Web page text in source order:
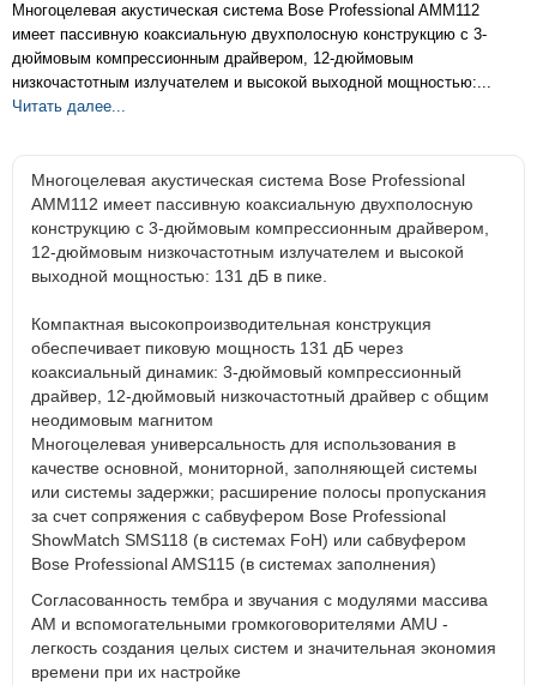
Многоцелевая акустическая система Bose Professional AMM112
имеет пассивную коаксиальную двухполосную конструкцию с 3-
дюймовым компрессионным драйвером, 12-дюймовым
низкочастотным излучателем и высокой выходной мощностью:...
Читать далее...
Многоцелевая акустическая система Bose Professional
AMM112 имеет пассивную коаксиальную двухполосную
конструкцию с 3-дюймовым компрессионным драйвером,
12-дюймовым низкочастотным излучателем и высокой
выходной мощностью: 131 дБ в пике.
Компактная высокопроизводительная конструкция
обеспечивает пиковую мощность 131 дБ через
коаксиальный динамик: 3-дюймовый компрессионный
драйвер, 12-дюймовый низкочастотный драйвер с общим
неодимовым магнитом
Многоцелевая универсальность для использования в
качестве основной, мониторной, заполняющей системы
или системы задержки; расширение полосы пропускания
за счет сопряжения с сабвуфером Bose Professional
ShowMatch SMS118 (в системах FoH) или сабвуфером
Bose Professional AMS115 (в системах заполнения)
Согласованность тембра и звучания с модулями массива
AM и вспомогательными громкоговорителями AMU -
легкость создания целых систем и значительная экономия
времени при их настройке